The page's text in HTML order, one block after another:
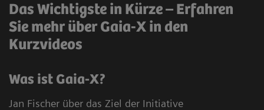
Das Wichtigste in Kürze – Erfahren
Sie mehr über Gaia-X in den
Kurzvideos
Was ist Gaia-X?
Jan Fischer über das Ziel der Initiative